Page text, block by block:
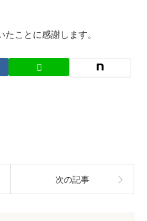
ことに感謝します。
次の記事